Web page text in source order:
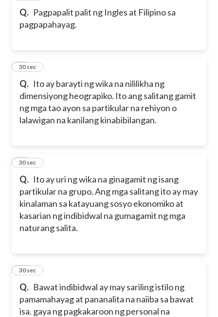
Q. Pagpapalit palit ng Ingles at Filipino sa
pagpapahayag.
Q. Ito ay barayti ng wika na nililikha ng
dimensiyong heograpiko. Ito ang salitang gamit
ng mga tao ayon sa partikular na rehiyon o
lalawigan na kanilang kinabibilangan.
17
30 sec
Q. Ito ay uri ng wika na ginagamit ng isang
partikular na grupo. Ang mga salitang ito ay may
kinalaman sa katayuang sosyo ekonomiko at
kasarian ng indibidwal na gumagamit ng mga
naturang salita.
18
30 sec
Q. Bawat indibidwal ay may sariling istilo ng
pamamahayag at pananalita na naiiba sa bawat
isa. gaya ng pagkakaroon ng personal na
19
30 sec